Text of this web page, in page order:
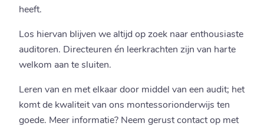
heeft.
Los hiervan blijven we altijd op zoek naar enthousiaste
auditoren. Directeuren én leerkrachten zijn van harte
welkom aan te sluiten.
Leren van en met elkaar door middel van een audit; het
komt de kwaliteit van ons montessorionderwijs ten
goede. Meer informatie? Neem gerust contact op met